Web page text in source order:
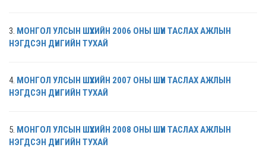
3. МОНГОЛ УЛСЫН ШҮҮХИЙН 2006 ОНЫ ШҮҮН ТАСЛАХ АЖЛЫН
НЭГДСЭН ДҮНГИЙН ТУХАЙ
4. МОНГОЛ УЛСЫН ШҮҮХИЙН 2007 ОНЫ ШҮҮН ТАСЛАХ АЖЛЫН
НЭГДСЭН ДҮНГИЙН ТУХАЙ
5. МОНГОЛ УЛСЫН ШҮҮХИЙН 2008 ОНЫ ШҮҮН ТАСЛАХ АЖЛЫН
НЭГДСЭН ДҮНГИЙН ТУХАЙ